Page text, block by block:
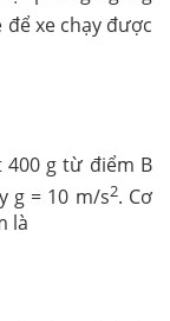
để xe chạy được
g từ điểm B
g = 10 m/s2. Cơ
là